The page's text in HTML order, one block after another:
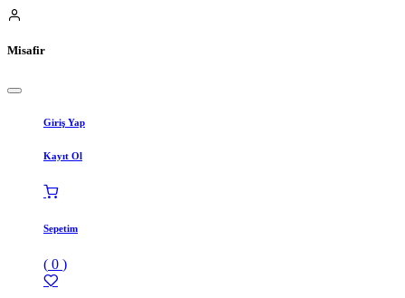
Misafir
Giriş Yap
Kayıt Ol
Sepetim
( 0 )